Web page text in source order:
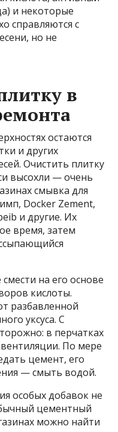
и некоторые
справляются с
но не
в
остаются
и других
Очистить плитку
высохли — очень
смывка для
Docker Zement,
и другие. Их
время, затем
на его основе
кислоты.
разбавленной
уксуса. С
в перчатках
По мере
цемент, его
— смыть водой.
особых добавок не
цементный
можно найти